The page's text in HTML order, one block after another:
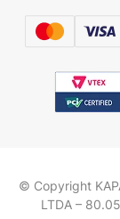
© Copyright
LTDA –